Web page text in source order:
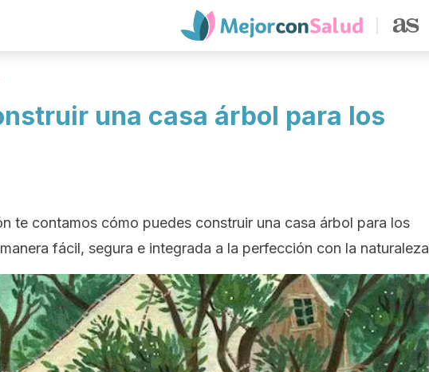
una casa árbol para los
te contamos cómo puedes construir una casa árbol para los
fácil, segura e integrada a la perfección con la naturaleza